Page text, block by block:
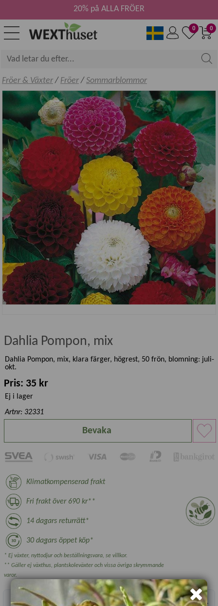
0
0
20% på ALLA FRÖER
Fröer & Växter/ Fröer/ Sommarblommor
Dahlia Pompon, mix
Dahlia Pompon, mix, klara färger, högrest, 50 frön, blomning: juli-
okt.
Pris: 35 kr
Ej i lager
Artnr: 32331
Bevaka
Klimatkompenserad frakt
Fri frakt över 690 kr**
14 dagars returrätt*
30 dagars öppet köp*
* Ej växter, nyttodjur och beställningsvara, se villkor.
** Gäller ej växthus, plantskoleväxter och vissa övriga skrymmande
varor.